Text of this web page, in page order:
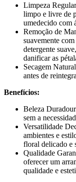
Limpeza
limpo e livre de
umedecido com
Remoção de
suavemente
detergente
danificar as
Secagem
antes de
Benefícios:
Beleza
sem a
Versatilidade
ambientes e
floral delicado e
Qualidade
oferecer um
qualidade e